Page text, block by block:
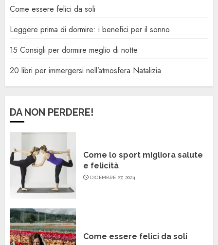
Come essere felici da soli
Leggere prima di dormire: i benefici per il sonno
15 Consigli per dormire meglio di notte
20 libri per immergersi nell’atmosfera Natalizia
DA NON PERDERE!
Come lo sport migliora salute
e felicità
DICEMBRE 27, 2024
Come essere felici da soli